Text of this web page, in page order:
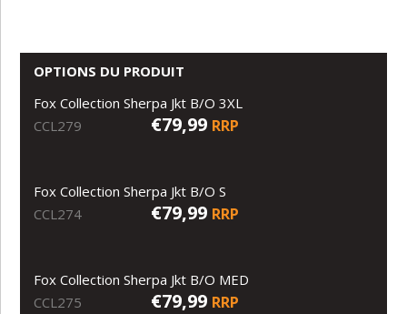
OPTIONS DU PRODUIT
Fox Collection Sherpa Jkt B/O 3XL
CCL279
€79,99 RRP
Fox Collection Sherpa Jkt B/O S
CCL274
€79,99 RRP
Fox Collection Sherpa Jkt B/O MED
CCL275
€79,99 RRP